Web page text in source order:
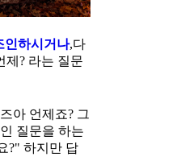
인하시거나,다
제? 라는 질문
아 언제죠? 그
질문을 하는
?" 하지만 답